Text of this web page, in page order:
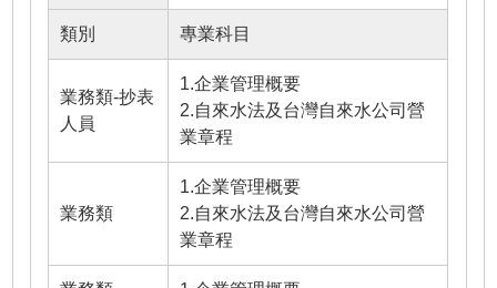
類別 專業科目
業務類-抄表
人員
1.企業管理概要
2.自來水法及台灣自來水公司營
業章程
業務類
1.企業管理概要
2.自來水法及台灣自來水公司營
業章程